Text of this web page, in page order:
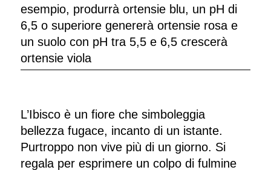
esempio, produrrà ortensie blu, un pH di
6,5 o superiore genererà ortensie rosa e
un suolo con pH tra 5,5 e 6,5 crescerà
ortensie viola
L’Ibisco è un fiore che simboleggia
bellezza fugace, incanto di un istante.
Purtroppo non vive più di un giorno. Si
regala per esprimere un colpo di fulmine